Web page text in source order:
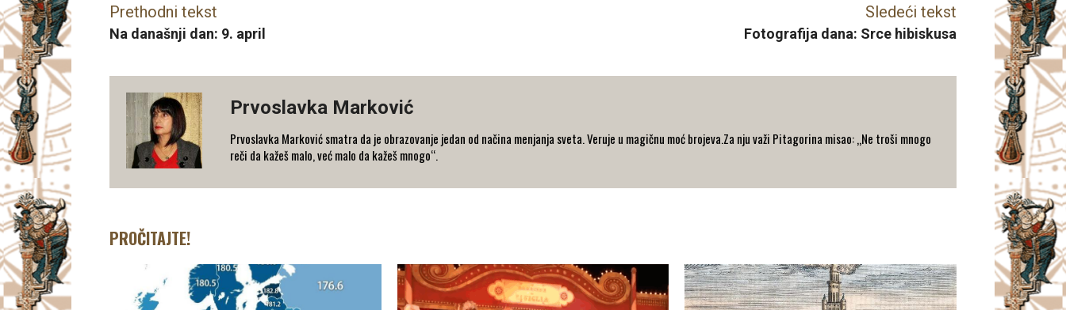
Prethodni tekst
Na današnji dan: 9. april
Sledeći tekst
Fotografija dana: Srce hibiskusa
Prvoslavka Marković
Prvoslavka Marković smatra da je obrazovanje jedan od načina menjanja sveta. Veruje u magičnu moć brojeva.Za nju važi Pitagorina misao: „Ne troši mnogo
reči da kažeš malo, već malo da kažeš mnogo“.
PROČITAJTE!